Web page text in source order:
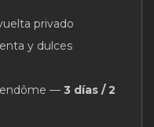
privado
y dulces
— 3 días / 2